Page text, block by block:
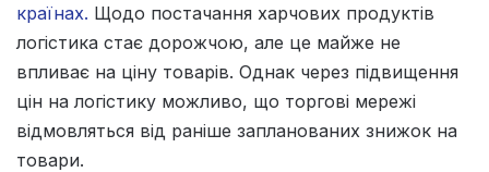
країнах. Щодо постачання харчових продуктів
логістика стає дорожчою, але це майже не
впливає на ціну товарів. Однак через підвищення
цін на логістику можливо, що торгові мережі
відмовляться від раніше запланованих знижок на
товари.